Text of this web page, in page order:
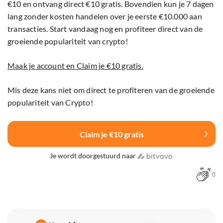
€10 en ontvang direct €10 gratis. Bovendien kun je 7 dagen
lang zonder kosten handelen over je eerste €10.000 aan
transacties. Start vandaag nog en profiteer direct van de
groeiende populariteit van crypto!
Maak je account en Claim je €10 gratis.
Mis deze kans niet om direct te profiteren van de groeiende
populariteit van Crypto!
Claim je €10 gratis
Je wordt doorgestuurd naar
0